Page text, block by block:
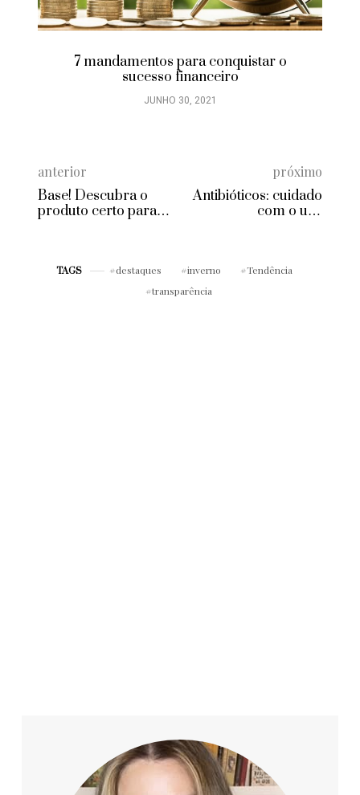
7 mandamentos para conquistar o
sucesso financeiro
JUNHO 30, 2021
anterior
Base! Descubra o
produto certo para
próximo
Antibióticos: cuidado
com o uso
TAGS destaques inverno
Tendência
transparência